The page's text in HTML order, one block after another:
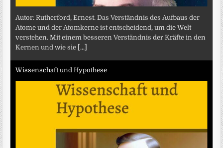
Autor: Rutherford, Ernest. Das Verständnis des Aufbaus der
Atome und der Atomkerne ist entscheidend, um die Welt
verstehen. Mit einem besseren Verständnis der Kräfte in den
Kernen und wie sie [...]
Wissenschaft und Hypothese